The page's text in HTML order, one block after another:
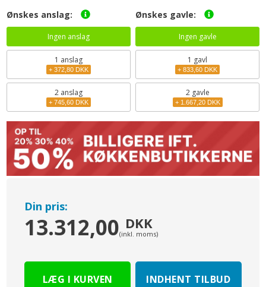
Ønskes anslag:
Ingen anslag
1 anslag
+ 372,80 DKK
2 anslag
+ 745,60 DKK
Ønskes gavle:
Ingen gavle
1 gavl
+ 833,60 DKK
2 gavle
+ 1.667,20 DKK
Din pris:
13.312,00 DKK
(inkl. moms)
INDHENT TILBUD